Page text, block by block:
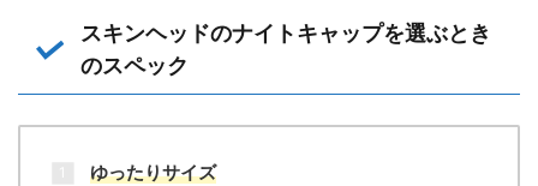
スキンヘッドのナイトキャップを選ぶとき
のスペック
ゆったりサイズ